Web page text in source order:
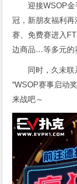
迎接WSOP
冠，新朋友福利
赛、免费赛进入
边商品…等多元的
同时，久未
“WSOP赛事启动
来战吧～